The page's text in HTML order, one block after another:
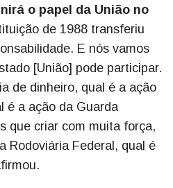
o papel da União no
de 1988 transferiu
E nós vamos
[União] pode participar.
de dinheiro, qual é a ação
é a ação da Guarda
que criar com muita força,
Rodoviária Federal, qual é